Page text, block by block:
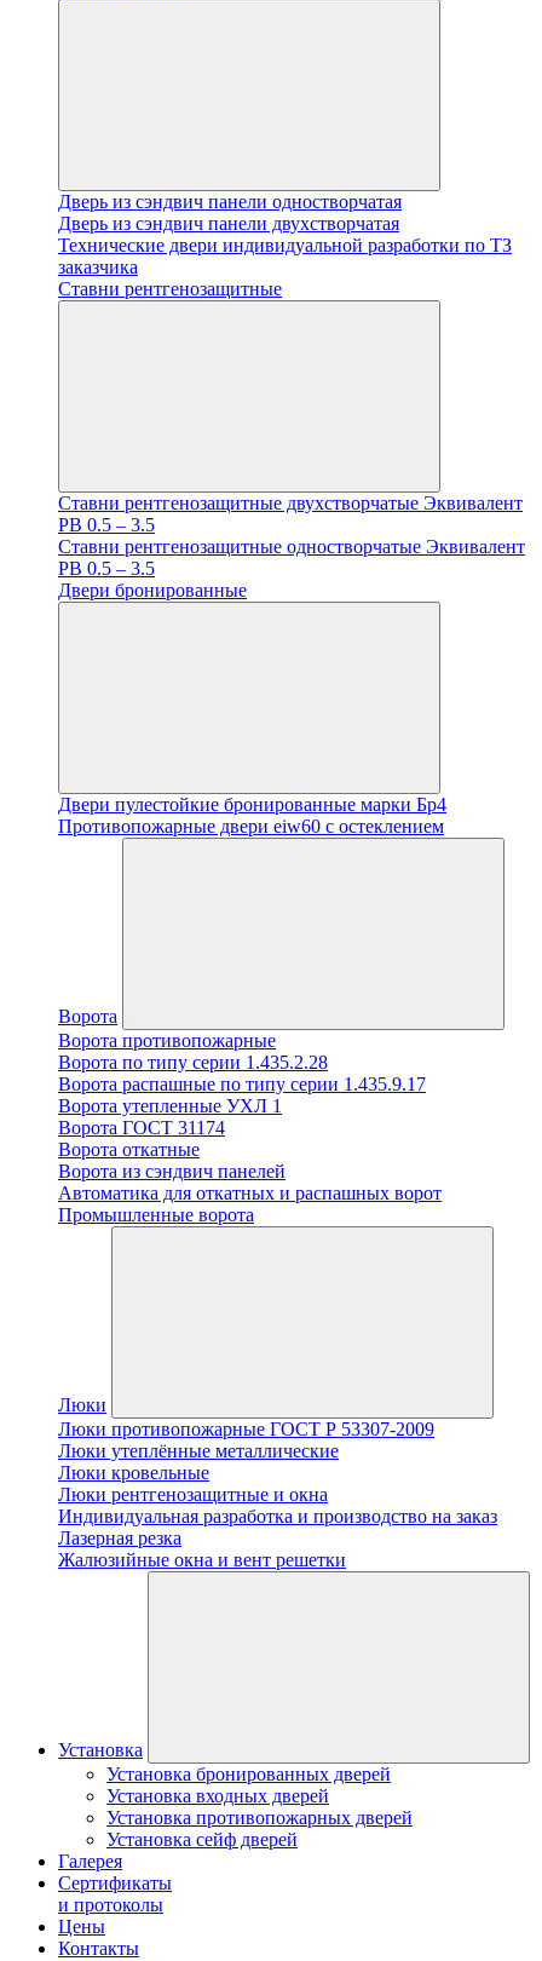
Дверь из сэндвич панели одностворчатая
Дверь из сэндвич панели двухстворчатая
Технические двери индивидуальной разработки по ТЗ
заказчика
Ставни рентгенозащитные
Ставни рентгенозащитные двухстворчатые Эквивалент
PB 0.5 – 3.5
Ставни рентгенозащитные одностворчатые Эквивалент
PB 0.5 – 3.5
Двери бронированные
Двери пулестойкие бронированные марки Бр4
Противопожарные двери eiw60 с остеклением
Ворота
Ворота противопожарные
Ворота по типу серии 1.435.2.28
Ворота распашные по типу серии 1.435.9.17
Ворота утепленные УХЛ 1
Ворота ГОСТ 31174
Ворота откатные
Ворота из сэндвич панелей
Автоматика для откатных и распашных ворот
Промышленные ворота
Люки
Люки противопожарные ГОСТ Р 53307-2009
Люки утеплённые металлические
Люки кровельные
Люки рентгенозащитные и окна
Индивидуальная разработка и производство на заказ
Лазерная резка
Жалюзийные окна и вент решетки
Установка
Установка бронированных дверей
Установка входных дверей
Установка противопожарных дверей
Установка сейф дверей
Галерея
Сертификаты
и протоколы
Цены
Контакты